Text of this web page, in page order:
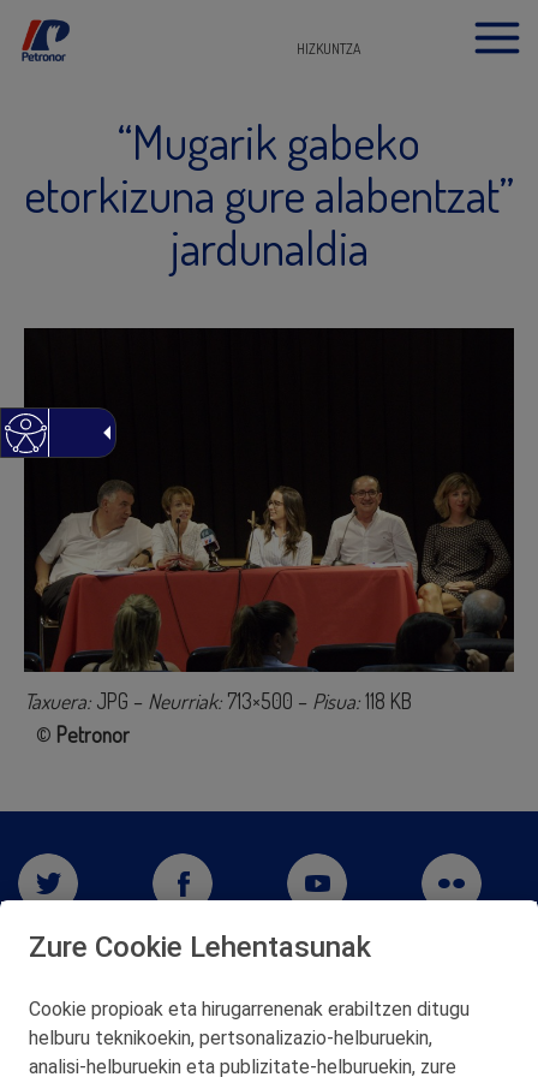
HIZKUNTZA
“Mugarik gabeko
etorkizuna gure alabentzat”
jardunaldia
Taxuera: JPG – Neurriak: 713×500 – Pisua:118 KB
© Petronor
San Martín 5-Edificio Muñatones,
Zure Cookie Lehentasunak
Cookie propioak eta hirugarrenenak erabiltzen ditugu
helburu teknikoekin, pertsonalizazio‑helburuekin,
analisi‑helburuekin eta publizitate‑helburuekin, zure